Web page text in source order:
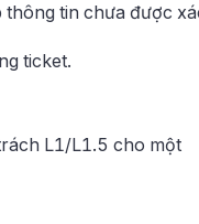
tin chưa được
ticket.
L1/L1.5 cho một